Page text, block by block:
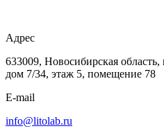
Адрес
633009, Новосибирская область,
дом 7/34, этаж 5, помещение 78
E-mail
info@litolab.ru